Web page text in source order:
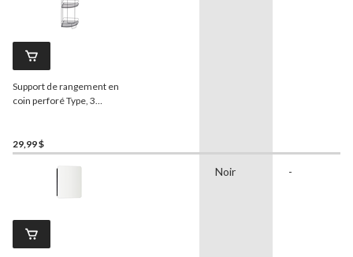
Support de rangement en
coin perforé Type, 3
29,99 $
Noir -